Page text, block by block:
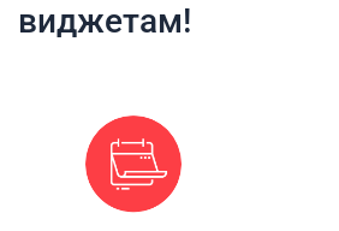
виджетам!